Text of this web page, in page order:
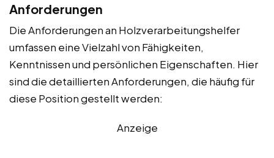
Anforderungen
Die Anforderungen an Holzverarbeitungshelfer
umfassen eine Vielzahl von Fähigkeiten,
Kenntnissen und persönlichen Eigenschaften. Hier
sind die detaillierten Anforderungen, die häufig für
diese Position gestellt werden:
Anzeige